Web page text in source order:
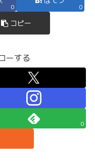
0 0
コピー
ーする
0